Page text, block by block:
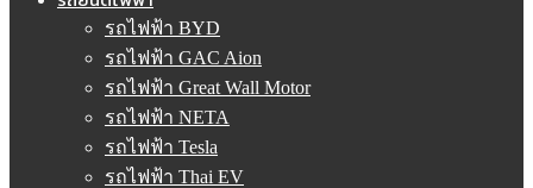
รถไฟฟ้า BYD
รถไฟฟ้า GAC Aion
รถไฟฟ้า Great Wall Motor
รถไฟฟ้า NETA
รถไฟฟ้า Tesla
รถไฟฟ้า Thai EV